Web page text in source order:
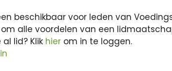
beschikbaar voor leden van
om alle voordelen van een
al lid? Klik hier om in te loggen.